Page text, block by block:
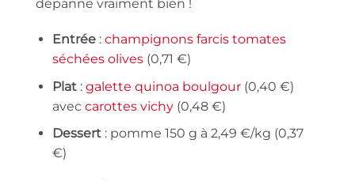
dépanne vraiment bien !
Entrée: champignons farcis tomates
séchées olives(0,71 €)
Plat: galette quinoa boulgour(0,40 €)
avec carottes vichy(0,48 €)
Dessert: pomme 150 g à 2,49 €/kg (0,37
€)